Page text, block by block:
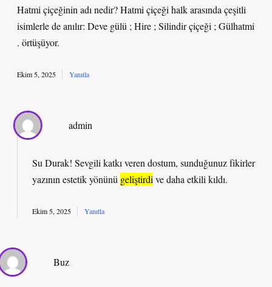
Hatmi çiçeğinin adı nedir? Hatmi çiçeği halk arasında çeşitli
isimlerle de anılır: Deve gülü ; Hire ; Silindir çiçeği ; Gülhatmi
. örtüşüyor.
Ekim 5, 2025 Yanıtla
admin
Su Durak! Sevgili katkı veren dostum, sunduğunuz fikirler
yazının estetik yönünü geliştirdi ve daha etkili kıldı.
Ekim 5, 2025 Yanıtla
Buz